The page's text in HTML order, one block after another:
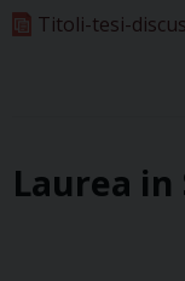
Titoli-tesi-
Laurea in